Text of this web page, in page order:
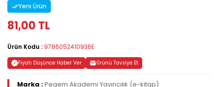
Yeni Ürün
81,00 TL
Ürün Kodu : 9786052410936E
Fiyatı Düşünce Haber Ver Ürünü Tavsiye Et
Marka :Pegem Akademi Yayıncılık (e-kitap)